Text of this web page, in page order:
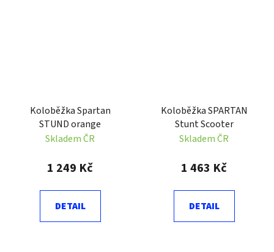
Koloběžka Spartan
STUND orange
Skladem ČR
1 249 Kč
DETAIL
Koloběžka SPARTAN
Stunt Scooter
Skladem ČR
1 463 Kč
DETAIL